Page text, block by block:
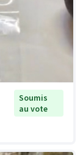
Soumis
au vote